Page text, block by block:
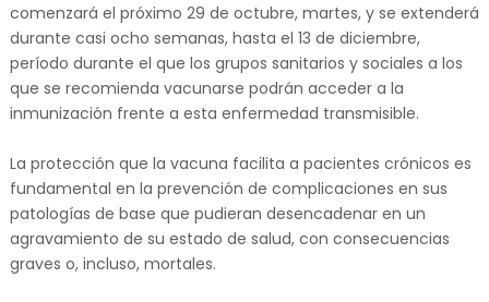
comenzará el próximo 29 de octubre, martes, y se extenderá
durante casi ocho semanas, hasta el 13 de diciembre,
período durante el que los grupos sanitarios y sociales a los
que se recomienda vacunarse podrán acceder a la
inmunización frente a esta enfermedad transmisible.
La protección que la vacuna facilita a pacientes crónicos es
fundamental en la prevención de complicaciones en sus
patologías de base que pudieran desencadenar en un
agravamiento de su estado de salud, con consecuencias
graves o, incluso, mortales.